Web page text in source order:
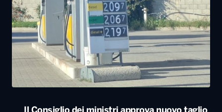
Il Consiglio dei ministri approva nuovo taglio
delle accise sul gasolio: resta di 17 centesimi
al litro fino al 25 agosto